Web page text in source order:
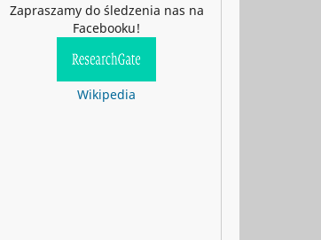
Zapraszamy do śledzenia nas na
Facebooku!
Wikipedia